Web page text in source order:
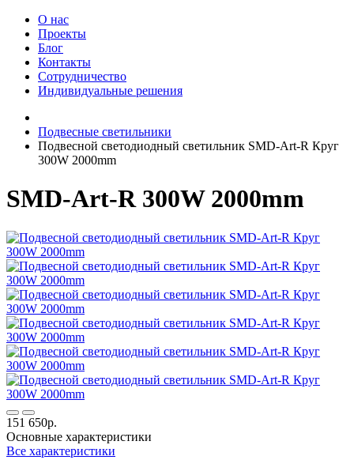
О нас
Проекты
Блог
Контакты
Сотрудничество
Индивидуальные решения
Подвесные светильники
Подвесной светодиодный светильник SMD-Art-R Круг
300W 2000mm
SMD-Art-R 300W 2000mm
151 650р.
Основные характеристики
Все характеристики